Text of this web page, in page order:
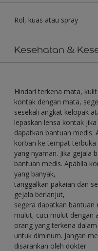
Rol, kuas atau spray
Kesehatan &
Hindari terkena mata,
kontak dengan mata,
sesekali angkat kelopak
lepaskan lensa kontak
dapatkan bantuan medis.
korban ke tempat
yang nyaman. Jika gejala
bantuan medis. Apabila
yang banyak,
tanggalkan pakaian dan
gejala berlanjut,
segera dapatkan bantuan
mulut, cuci mulut dengan
orang yang terkena
untuk diminum. Jangan
disarankan oleh dokter